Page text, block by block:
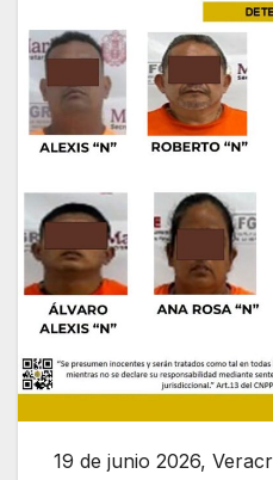
19 de junio 2026,